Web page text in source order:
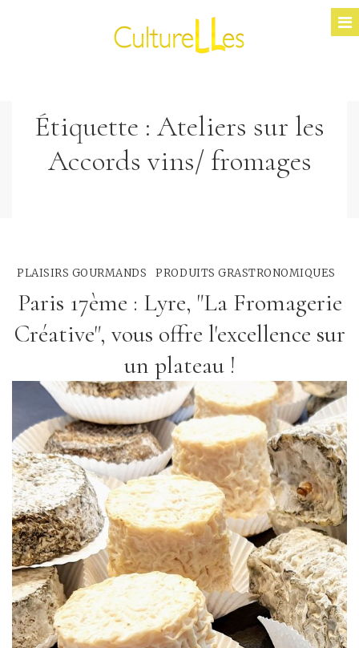
Étiquette : Ateliers sur les
Accords vins/ fromages
PLAISIRS GOURMANDS PRODUITS GRASTRONOMIQUES
Paris 17ème : Lyre, "La Fromagerie
Créative", vous offre l'excellence sur
un plateau !